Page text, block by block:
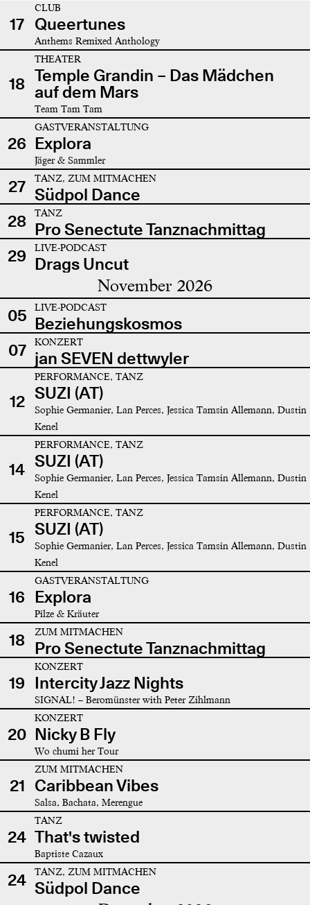
17
CLUB
Queertunes
Anthems Remixed Anthology
18
THEATER
Temple Grandin – Das Mädchen
auf dem Mars
Team Tam Tam
26
GASTVERANSTALTUNG
Explora
Jäger & Sammler
27 TANZ, ZUM MITMACHEN
Südpol Dance
28
TANZ
Pro Senectute Tanznachmittag
29
LIVE-PODCAST
Drags Uncut
November 2026
05 LIVE-PODCAST
Beziehungskosmos
07
KONZERT
jan SEVEN dettwyler
12
PERFORMANCE, TANZ
SUZI (AT)
Sophie Germanier, Lan Perces, Jessica Tamsin Allemann, Dustin
Kenel
14
PERFORMANCE, TANZ
SUZI (AT)
Sophie Germanier, Lan Perces, Jessica Tamsin Allemann, Dustin
Kenel
15
PERFORMANCE, TANZ
SUZI (AT)
Sophie Germanier, Lan Perces, Jessica Tamsin Allemann, Dustin
Kenel
16
GASTVERANSTALTUNG
Explora
Pilze & Kräuter
18 ZUM MITMACHEN
Pro Senectute Tanznachmittag
19
KONZERT
Intercity Jazz Nights
SIGNAL! – Beromünster with Peter Zihlmann
20
KONZERT
Nicky B Fly
Wo chumi her Tour
21
ZUM MITMACHEN
Caribbean Vibes
Salsa, Bachata, Merengue
24
TANZ
That's twisted
Baptiste Cazaux
24 TANZ, ZUM MITMACHEN
Südpol Dance